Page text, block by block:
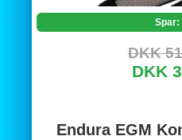
Spar:
DKK
DKK
Endura EGM